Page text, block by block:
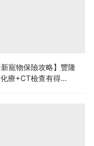
新寵物保險攻略】豐隆
療+CT檢查有得